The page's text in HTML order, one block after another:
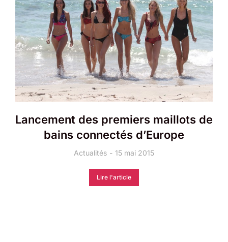
Lancement des premiers maillots de
bains connectés d’Europe
Actualités 15 mai 2015
Lire l'article